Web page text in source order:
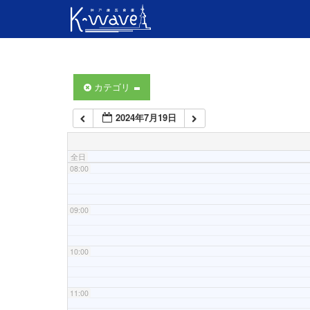
カテゴリ
2024年7月19日
全日
06:00
07:00
08:00
09:00
10:00
11:00